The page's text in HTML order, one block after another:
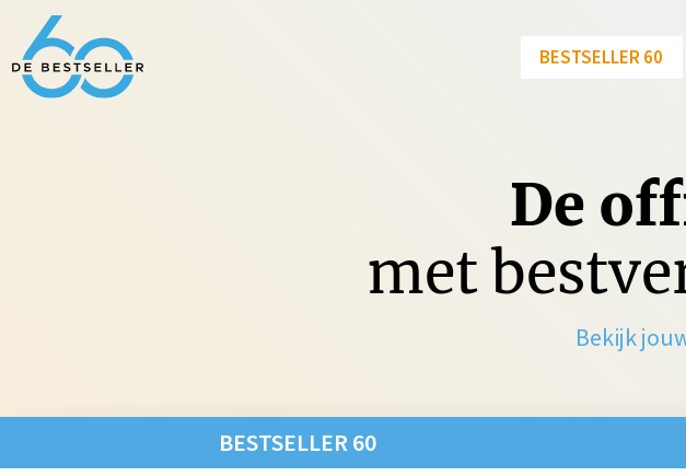
BESTSELLER 60
De
met
Bekijk
Fictie
BESTSELLER 60